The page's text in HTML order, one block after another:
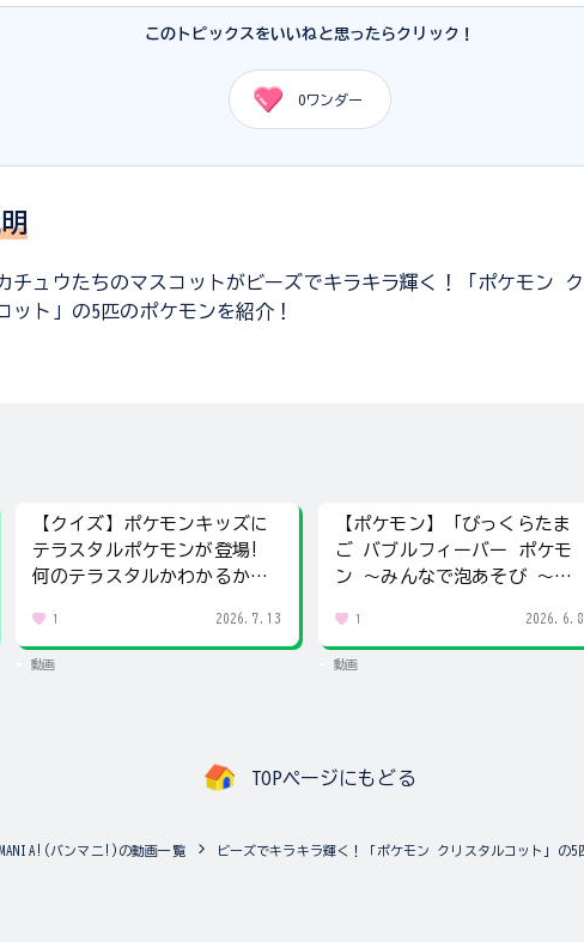
このトピックスをいいねと思ったらクリック！
0ワンダー
チュウたちのマスコットがビーズでキラキラ輝く！「ポケモン
ット」の5匹のポケモンを紹介！
【クイズ】ポケモンキッズに
テラスタルポケモンが登場!
何のテラスタルかわかるか
1 2026.7.13
動画
【ポケモン】「びっくらたま
ご バブルフィーバー ポケモ
ン ～みんなで泡あそび ～」
1 2026.6.8
動画
TOPページにもどる
MANIA!(バンマニ!)の動画一覧 ビーズでキラキラ輝く！「ポケモン クリスタルコット」の5